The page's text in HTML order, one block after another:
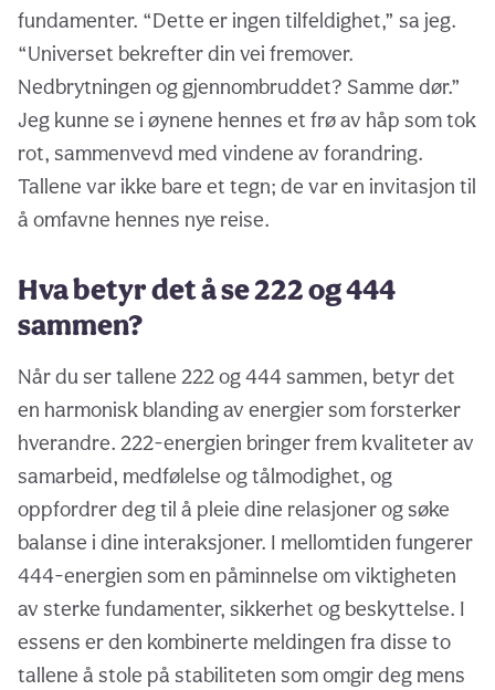
fundamenter. “Dette er ingen tilfeldighet,” sa jeg.
“Universet bekrefter din vei fremover.
Nedbrytningen og gjennombruddet? Samme dør.”
Jeg kunne se i øynene hennes et frø av håp som tok
rot, sammenvevd med vindene av forandring.
Tallene var ikke bare et tegn; de var en invitasjon til
å omfavne hennes nye reise.
Hva betyr det å se 222 og 444
sammen?
Når du ser tallene 222 og 444 sammen, betyr det
en harmonisk blanding av energier som forsterker
hverandre. 222-energien bringer frem kvaliteter av
samarbeid, medfølelse og tålmodighet, og
oppfordrer deg til å pleie dine relasjoner og søke
balanse i dine interaksjoner. I mellomtiden fungerer
444-energien som en påminnelse om viktigheten
av sterke fundamenter, sikkerhet og beskyttelse. I
essens er den kombinerte meldingen fra disse to
tallene å stole på stabiliteten som omgir deg mens